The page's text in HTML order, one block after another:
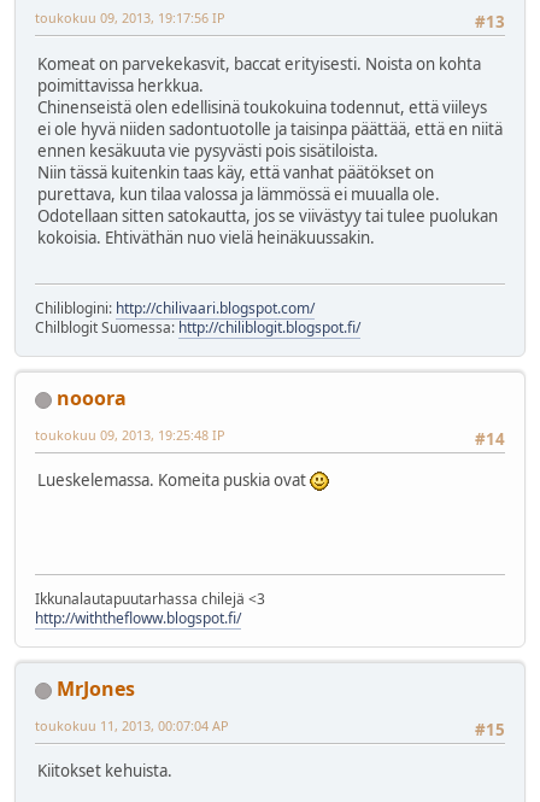
#13
toukokuu 09, 2013, 19:17:56 IP
Komeat on parvekekasvit, baccat erityisesti. Noista on kohta
poimittavissa herkkua.
Chinenseistä olen edellisinä toukokuina todennut, että viileys
ei ole hyvä niiden sadontuotolle ja taisinpa päättää, että en niitä
ennen kesäkuuta vie pysyvästi pois sisätiloista.
Niin tässä kuitenkin taas käy, että vanhat päätökset on
purettava, kun tilaa valossa ja lämmössä ei muualla ole.
Odotellaan sitten satokautta, jos se viivästyy tai tulee puolukan
kokoisia. Ehtiväthän nuo vielä heinäkuussakin.
Chiliblogini: http://chilivaari.blogspot.com/
Chilblogit Suomessa: http://chiliblogit.blogspot.fi/
nooora
#14
toukokuu 09, 2013, 19:25:48 IP
Lueskelemassa. Komeita puskia ovat
Ikkunalautapuutarhassa chilejä <3
http://withthefloww.blogspot.fi/
MrJones
#15
toukokuu 11, 2013, 00:07:04 AP
Kiitokset kehuista.